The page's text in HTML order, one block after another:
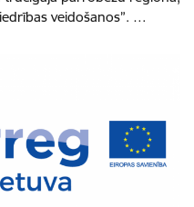
veidošanos”. …